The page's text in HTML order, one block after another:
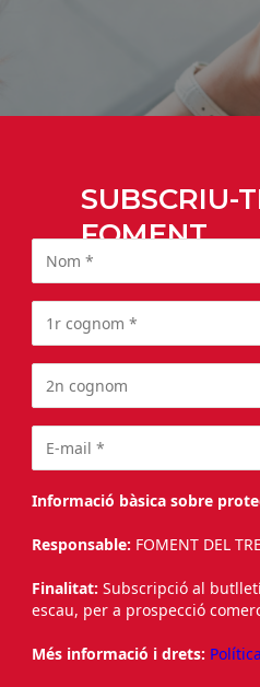
SUBSCRIU-
FOMENT
Informació bàsica sobre
Responsable: FOMENT DEL
Finalitat: Subscripció al
escau, per a prospecció
Més informació i drets: